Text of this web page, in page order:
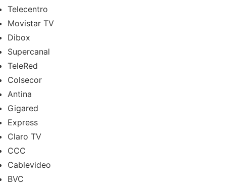
Telecentro
Movistar TV
Dibox
Supercanal
TeleRed
Colsecor
Antina
Gigared
Express
Claro TV
CCC
Cablevideo
BVC